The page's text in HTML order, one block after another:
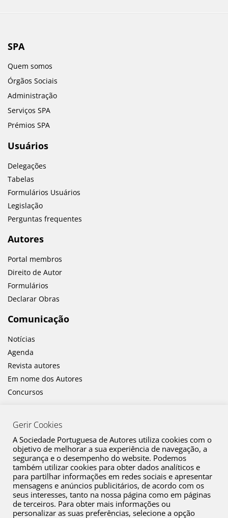
SPA
Quem somos
Órgãos Sociais
Administração
Serviços SPA
Prémios SPA
Usuários
Delegações
Tabelas
Formulários Usuários
Legislação
Perguntas frequentes
Autores
Portal membros
Direito de Autor
Formulários
Declarar Obras
Comunicação
Notícias
Agenda
Revista autores
Em nome dos Autores
Concursos
Canal de Denúncia
Plano de Prevenção de Riscos de Corrupção e Infrações Conexas
Política de Privacidade
Gerir Cookies
A Sociedade Portuguesa de Autores utiliza cookies com o
objetivo de melhorar a sua experiência de navegação, a
segurança e o desempenho do website. Podemos
também utilizar cookies para obter dados analíticos e
para partilhar informações em redes sociais e apresentar
mensagens e anúncios publicitários, de acordo com os
seus interesses, tanto na nossa página como em páginas
de terceiros. Para obter mais informações ou
personalizar as suas preferências, selecione a opção